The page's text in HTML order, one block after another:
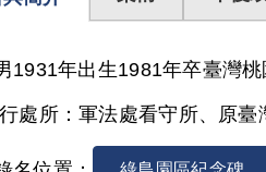
1931年出生1981年卒臺灣桃
處所：軍法處看守所、原臺